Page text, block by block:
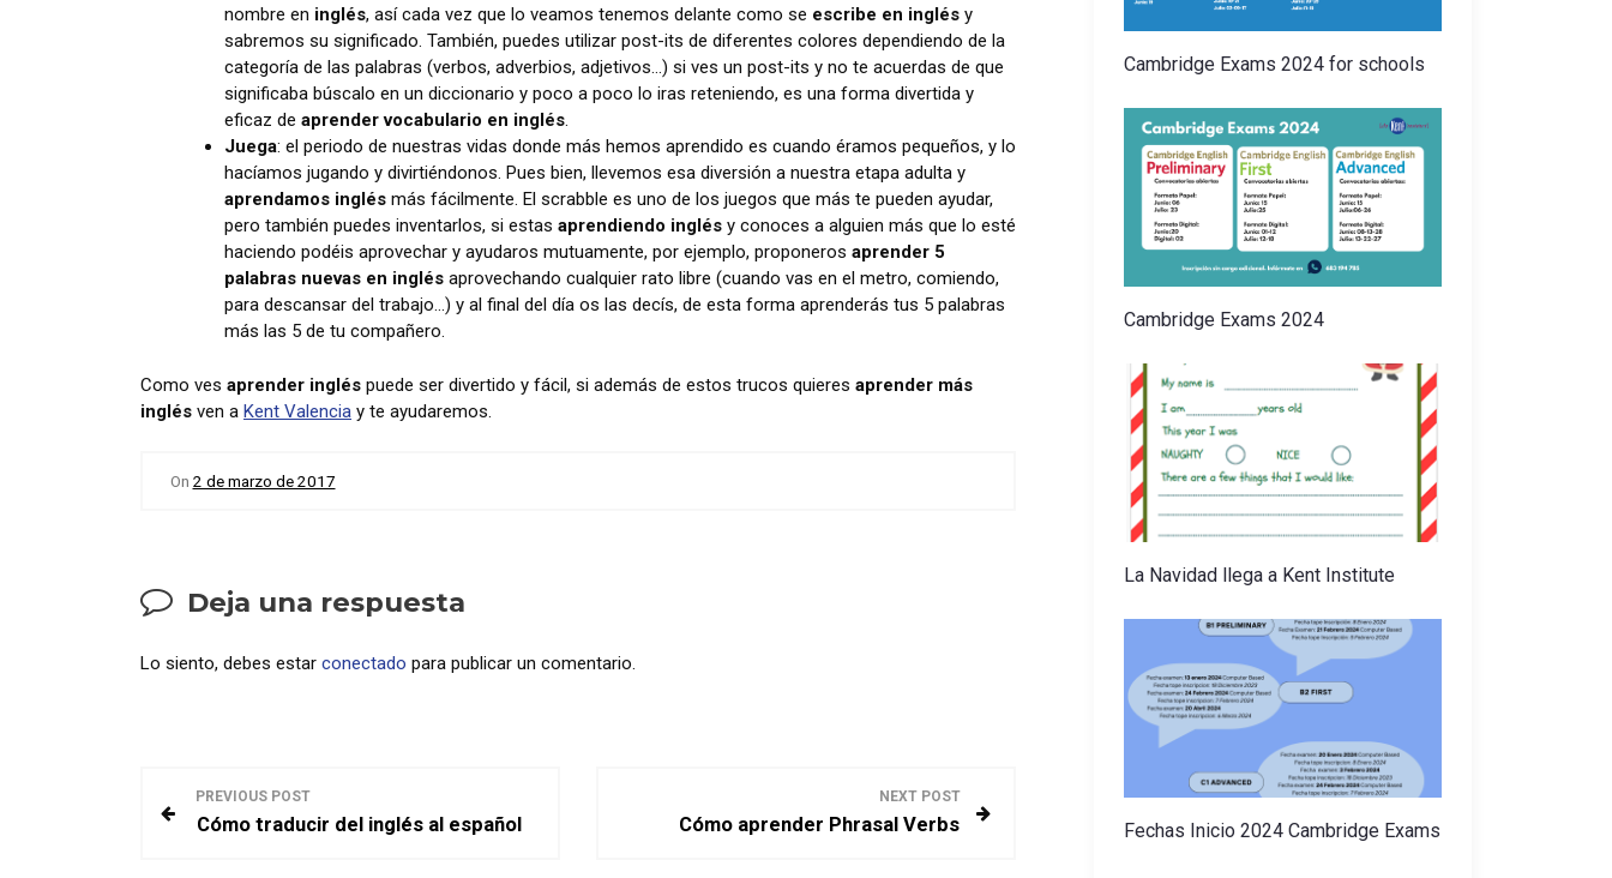
nombre en inglés, así cada vez que lo veamos tenemos delante como se escribe en inglés y
sabremos su significado. También, puedes utilizar post-its de diferentes colores dependiendo de la
categoría de las palabras (verbos, adverbios, adjetivos…) si ves un post-its y no te acuerdas de que
significaba búscalo en un diccionario y poco a poco lo iras reteniendo, es una forma divertida y
eficaz de aprender vocabulario en inglés.
Juega: el periodo de nuestras vidas donde más hemos aprendido es cuando éramos pequeños, y lo
hacíamos jugando y divirtiéndonos. Pues bien, llevemos esa diversión a nuestra etapa adulta y
aprendamos inglés más fácilmente. El scrabble es uno de los juegos que más te pueden ayudar,
pero también puedes inventarlos, si estas aprendiendo inglés y conoces a alguien más que lo esté
haciendo podéis aprovechar y ayudaros mutuamente, por ejemplo, proponeros aprender 5
palabras nuevas en inglés aprovechando cualquier rato libre (cuando vas en el metro, comiendo,
para descansar del trabajo…) y al final del día os las decís, de esta forma aprenderás tus 5 palabras
más las 5 de tu compañero.
Como ves aprender inglés puede ser divertido y fácil, si además de estos trucos quieres aprender más
inglés ven a Kent Valencia y te ayudaremos.
On 2 de marzo de 2017
Deja una respuesta
Lo siento, debes estar conectado para publicar un comentario.
PREVIOUS POST
Cómo traducir del inglés al español
NEXT POST
Cómo aprender Phrasal Verbs
Cambridge Exams 2024 for schools
Cambridge Exams 2024
La Navidad llega a Kent Institute
Fechas Inicio 2024 Cambridge Exams